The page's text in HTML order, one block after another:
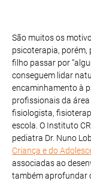
São muitos os
psicoterapia, porém,
filho passar por
conseguem lidar
encaminhamento à
profissionais da
fisiologista,
escola. O Instituto
pediatra Dr. Nuno
Criança e do
associadas ao
também aprofundar